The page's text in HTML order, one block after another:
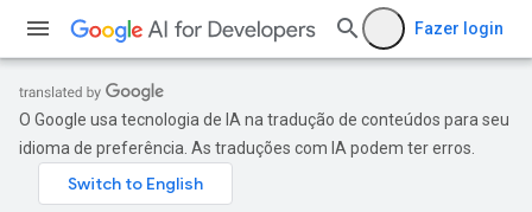
Fazer login
O Google usa tecnologia de IA na tradução de conteúdos para seu
idioma de preferência. As traduções com IA podem ter erros.